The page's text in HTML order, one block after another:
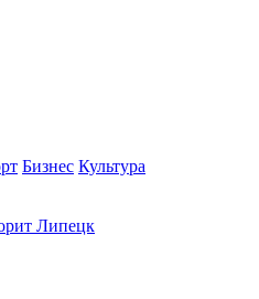
Бизнес Культура
Липецк